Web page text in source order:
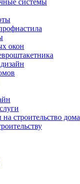
системы
окон
строительство дома